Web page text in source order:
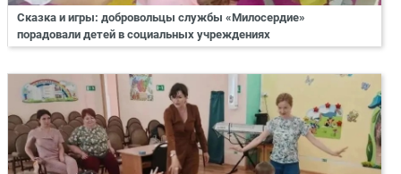
Сказка и игры: добровольцы службы «Милосердие»
порадовали детей в социальных учреждениях